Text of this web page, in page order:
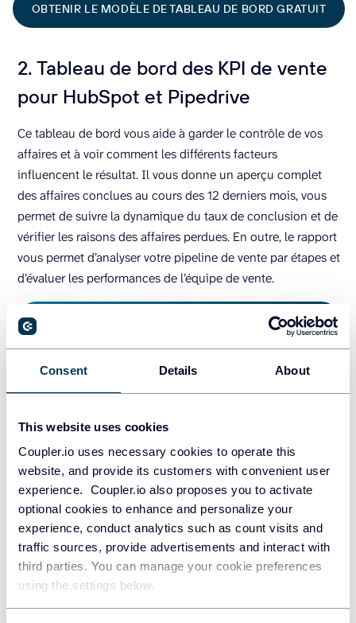
Consent Details About
This website uses cookies
Coupler.io uses necessary cookies to operate this
website, and provide its customers with convenient user
experience. Coupler.io also proposes you to activate
optional cookies to enhance and personalize your
experience, conduct analytics such as count visits and
traffic sources, provide advertisements and interact with
third parties. You can manage your cookie preferences
using the settings below.
OBTENIR LE MODÈLE DE TABLEAU DE BORD GRATUIT
2. Tableau de bord des KPI de vente
pour HubSpot et Pipedrive
Ce tableau de bord vous aide à garder le contrôle de vos
affaires et à voir comment les différents facteurs
influencent le résultat. Il vous donne un aperçu complet
des affaires conclues au cours des 12 derniers mois, vous
permet de suivre la dynamique du taux de conclusion et de
vérifier les raisons des affaires perdues. En outre, le rapport
vous permet d’analyser votre pipeline de vente par étapes et
d’évaluer les performances de l’équipe de vente.
Vous pouvez suivre l’évolution des montants et des
contrats conclus (closed amount), surveiller les indicateurs
les plus importants et identifier rapidement les contrats les